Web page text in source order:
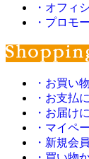
・オフィ
・プロモ
・お買い
・お支払
・お届け
・マイペ
・新規会